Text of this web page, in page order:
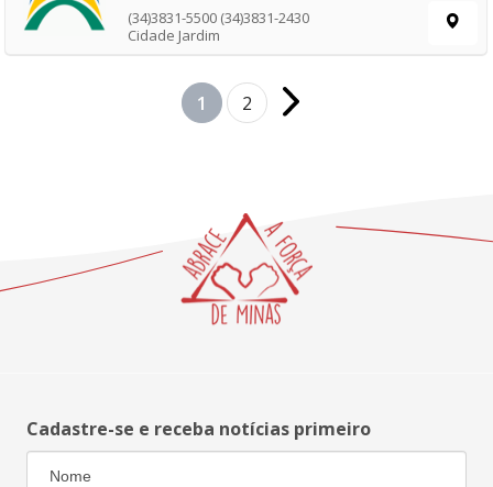
(34)3831-5500 (34)3831-2430
Cidade Jardim
1 2
Cadastre-se e receba notícias primeiro